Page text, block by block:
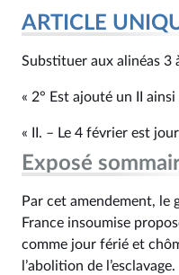
ARTICLE
Substituer aux alinéas 3
« 2° Est ajouté un II ainsi
« II. – Le 4 février est
Exposé
Par cet amendement, le
France insoumise
comme jour férié et
l’abolition de l’esclavage.